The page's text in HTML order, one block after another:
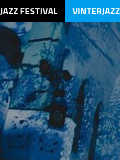
FESTIVAL VINTERJAZZ